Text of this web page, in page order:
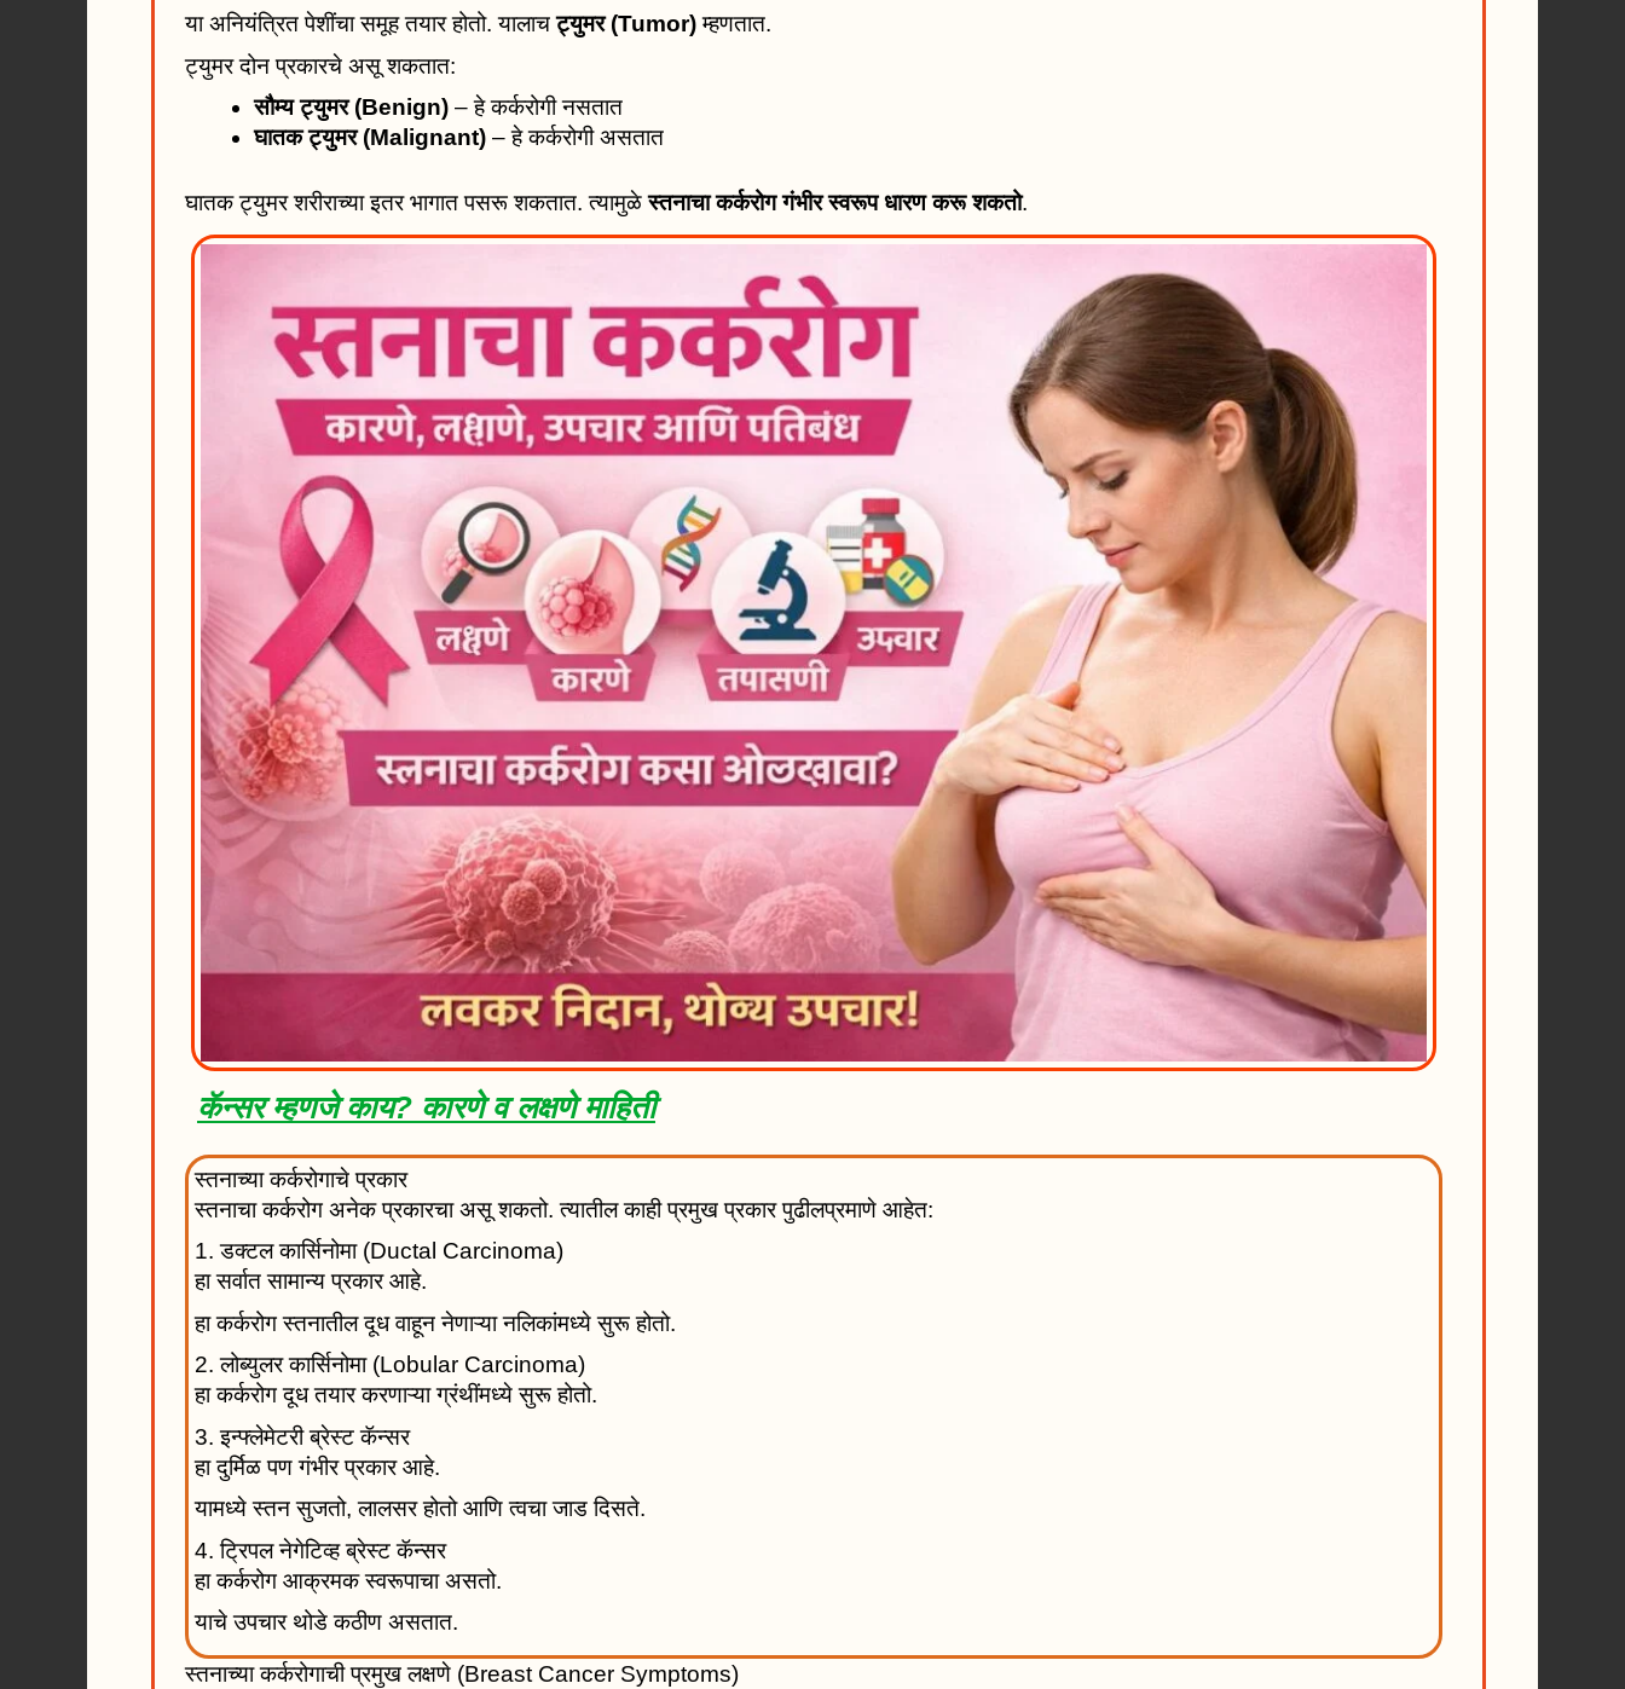
या अनियंत्रित पेशींचा समूह तयार होतो. यालाचट्युमर (Tumor)म्हणतात.
ट्युमर दोन प्रकारचे असू शकतात:
सौम्य ट्युमर (Benign) – हे कर्करोगी नसतात
घातक ट्युमर (Malignant) – हे कर्करोगी असतात
घातक ट्युमर शरीराच्या इतर भागात पसरू शकतात. त्यामुळेस्तनाचा कर्करोग गंभीर स्वरूप धारण करू शकतो.
कॅन्सर म्हणजे काय? कारणे व लक्षणे माहिती
स्तनाच्या कर्करोगाचे प्रकार
स्तनाचा कर्करोग अनेक प्रकारचा असू शकतो. त्यातील काही प्रमुख प्रकार पुढीलप्रमाणे आहेत:
1. डक्टल कार्सिनोमा (Ductal Carcinoma)
हा सर्वात सामान्य प्रकार आहे.
हा कर्करोग स्तनातील दूध वाहून नेणाऱ्या नलिकांमध्ये सुरू होतो.
2. लोब्युलर कार्सिनोमा (Lobular Carcinoma)
हा कर्करोग दूध तयार करणाऱ्या ग्रंथींमध्ये सुरू होतो.
3. इन्फ्लेमेटरी ब्रेस्ट कॅन्सर
हा दुर्मिळ पण गंभीर प्रकार आहे.
यामध्ये स्तन सुजतो, लालसर होतो आणि त्वचा जाड दिसते.
4. ट्रिपल नेगेटिव्ह ब्रेस्ट कॅन्सर
हा कर्करोग आक्रमक स्वरूपाचा असतो.
याचे उपचार थोडे कठीण असतात.
स्तनाच्या कर्करोगाची प्रमुख लक्षणे (Breast Cancer Symptoms)